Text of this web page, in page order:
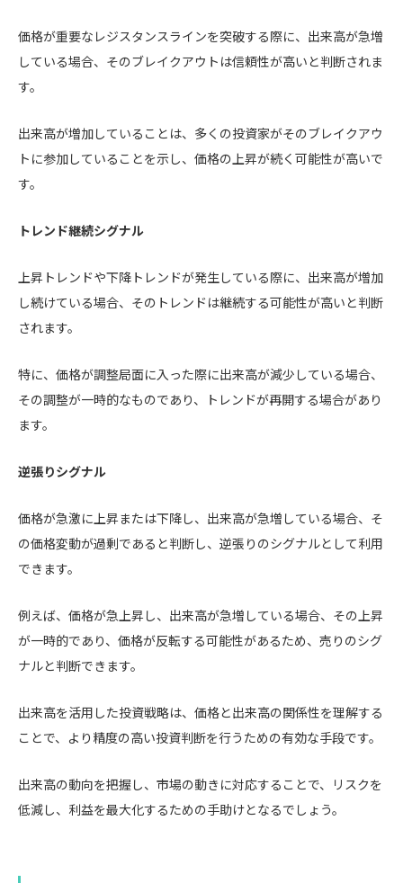
価格が重要なレジスタンスラインを突破する際に、出来高が急増
している場合、そのブレイクアウトは信頼性が高いと判断されま
す。
出来高が増加していることは、多くの投資家がそのブレイクアウ
トに参加していることを示し、価格の上昇が続く可能性が高いで
す。
トレンド継続シグナル
上昇トレンドや下降トレンドが発生している際に、出来高が増加
し続けている場合、そのトレンドは継続する可能性が高いと判断
されます。
特に、価格が調整局面に入った際に出来高が減少している場合、
その調整が一時的なものであり、トレンドが再開する場合があり
ます。
逆張りシグナル
価格が急激に上昇または下降し、出来高が急増している場合、そ
の価格変動が過剰であると判断し、逆張りのシグナルとして利用
できます。
例えば、価格が急上昇し、出来高が急増している場合、その上昇
が一時的であり、価格が反転する可能性があるため、売りのシグ
ナルと判断できます。
出来高を活用した投資戦略は、価格と出来高の関係性を理解する
ことで、より精度の高い投資判断を行うための有効な手段です。
出来高の動向を把握し、市場の動きに対応することで、リスクを
低減し、利益を最大化するための手助けとなるでしょう。